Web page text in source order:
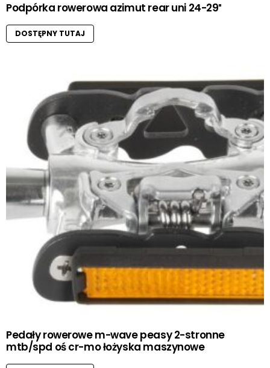
Podpórka rowerowa azimut rear uni 24-29″
DOSTĘPNY TUTAJ
Pedały rowerowe m-wave peasy 2-stronne
mtb/spd oś cr-mo łożyska maszynowe